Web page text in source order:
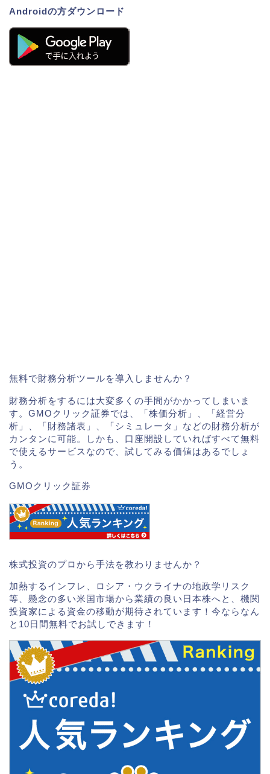
Androidの方ダウンロード
無料で財務分析ツールを導入しませんか？
財務分析をするには大変多くの手間がかかってしまいま
す。GMOクリック証券では、「株価分析」、「経営分
析」、「財務諸表」、「シミュレータ」などの財務分析が
カンタンに可能。しかも、口座開設していればすべて無料
で使えるサービスなので、試してみる価値はあるでしょ
う。
GMOクリック証券
株式投資のプロから手法を教わりませんか？
加熱するインフレ、ロシア・ウクライナの地政学リスク
等、懸念の多い米国市場から業績の良い日本株へと、機関
投資家による資金の移動が期待されています！今ならなん
と10日間無料でお試しできます！